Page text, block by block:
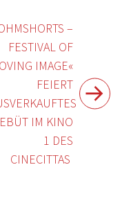
–
FESTIVAL OF
IMAGE«
FEIERT
IM KINO
1 DES
CINECITTAS